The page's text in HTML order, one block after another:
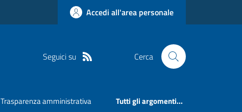
Accedi all'area personale
Seguici su Cerca
Trasparenza amministrativa Tutti gli argomenti...